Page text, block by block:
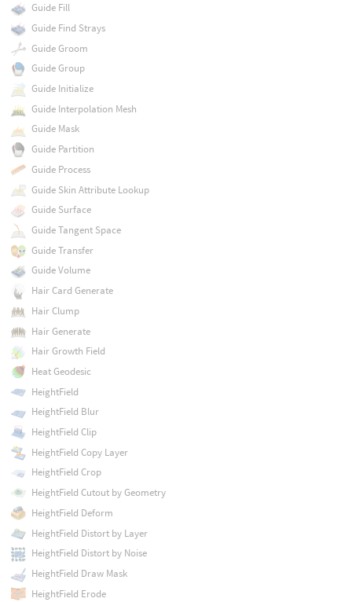
Guide Fill
Guide Find Strays
Guide Groom
Guide Group
Guide Initialize
Guide Interpolation Mesh
Guide Mask
Guide Partition
Guide Process
Guide Skin Attribute Lookup
Guide Surface
Guide Tangent Space
Guide Transfer
Guide Volume
Hair Card Generate
Hair Clump
Hair Generate
Hair Growth Field
Heat Geodesic
HeightField
HeightField Blur
HeightField Clip
HeightField Copy Layer
HeightField Crop
HeightField Cutout by Geometry
HeightField Deform
HeightField Distort by Layer
HeightField Distort by Noise
HeightField Draw Mask
HeightField Erode